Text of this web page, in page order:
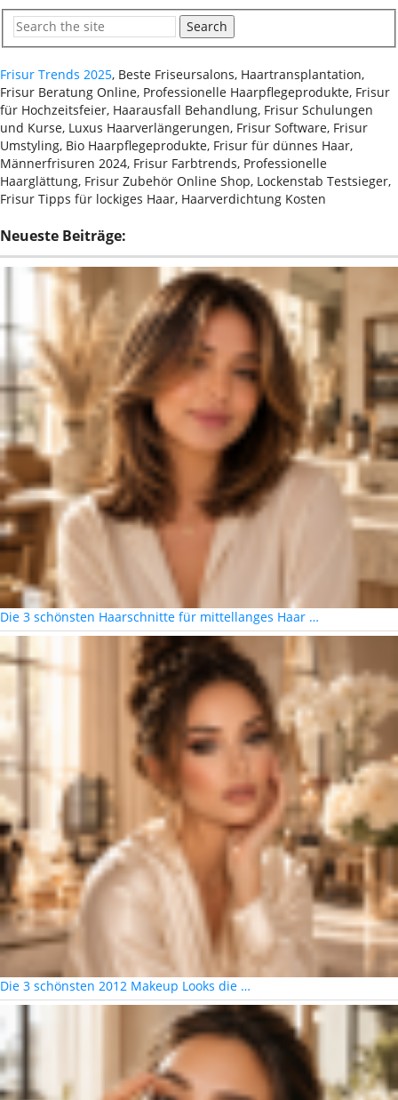
Search
Frisur Trends 2025, Beste Friseursalons, Haartransplantation,
Frisur Beratung Online, Professionelle Haarpflegeprodukte, Frisur
für Hochzeitsfeier, Haarausfall Behandlung, Frisur Schulungen
und Kurse, Luxus Haarverlängerungen, Frisur Software, Frisur
Umstyling, Bio Haarpflegeprodukte, Frisur für dünnes Haar,
Männerfrisuren 2024, Frisur Farbtrends, Professionelle
Haarglättung, Frisur Zubehör Online Shop, Lockenstab Testsieger,
Frisur Tipps für lockiges Haar, Haarverdichtung Kosten
Neueste Beiträge:
Die 3 schönsten Haarschnitte für mittellanges Haar …
Die 3 schönsten 2012 Makeup Looks die …